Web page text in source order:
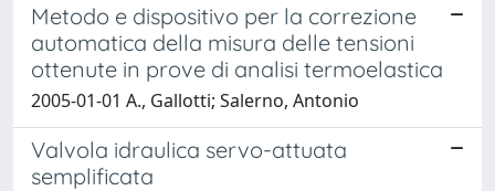
Metodo e dispositivo per la correzione
automatica della misura delle tensioni
ottenute in prove di analisi termoelastica
2005-01-01 A., Gallotti; Salerno, Antonio
Valvola idraulica servo-attuata
semplificata